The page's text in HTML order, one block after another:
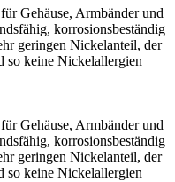
Gehäuse, Armbänder und
korrosionsbeständig
geringen Nickelanteil, der
so keine Nickelallergien
Gehäuse, Armbänder und
korrosionsbeständig
geringen Nickelanteil, der
so keine Nickelallergien